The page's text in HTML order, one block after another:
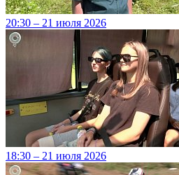
20:30 – 21 июля 2026
18:30 – 21 июля 2026